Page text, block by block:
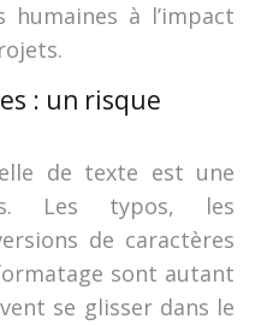
à l’impact
: un risque
de texte est une
Les typos, les
de caractères
sont autant
se glisser dans le